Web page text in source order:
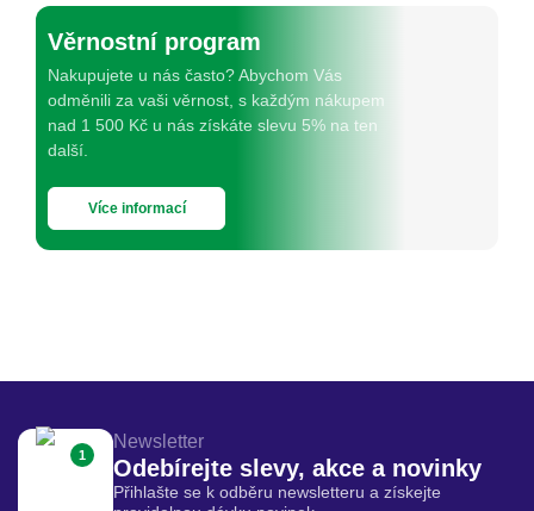
Věrnostní program
Nakupujete u nás často? Abychom Vás
odměnili za vaši věrnost, s každým nákupem
nad 1 500 Kč u nás získáte slevu 5% na ten
další.
Více informací
1
Newsletter
Odebírejte slevy, akce a novinky
Přihlašte se k odběru newsletteru a získejte